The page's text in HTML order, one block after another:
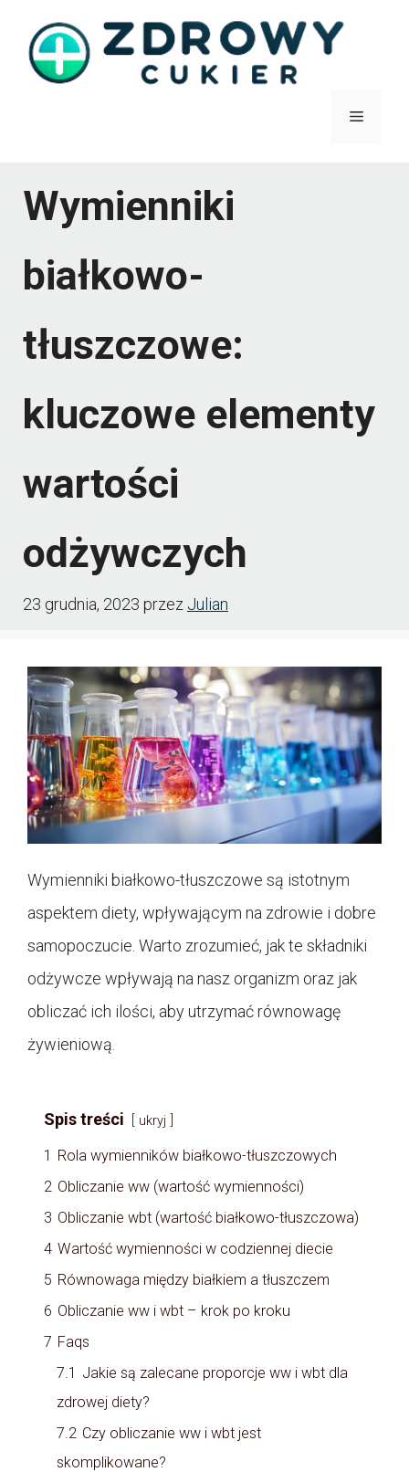
treści
Menu
Wymienniki
białkowo-
tłuszczowe:
kluczowe elementy
wartości
odżywczych
23 grudnia, 2023 przez Julian
Wymienniki białkowo-tłuszczowe są istotnym
aspektem diety, wpływającym na zdrowie i dobre
samopoczucie. Warto zrozumieć, jak te składniki
odżywcze wpływają na nasz organizm oraz jak
obliczać ich ilości, aby utrzymać równowagę
żywieniową.
Spis treści ukryj
1 Rola wymienników białkowo-tłuszczowych
2 Obliczanie ww (wartość wymienności)
3 Obliczanie wbt (wartość białkowo-tłuszczowa)
4 Wartość wymienności w codziennej diecie
5 Równowaga między białkiem a tłuszczem
6 Obliczanie ww i wbt – krok po kroku
7 Faqs
7.1 Jakie są zalecane proporcje ww i wbt dla
zdrowej diety?
7.2 Czy obliczanie ww i wbt jest
skomplikowane?